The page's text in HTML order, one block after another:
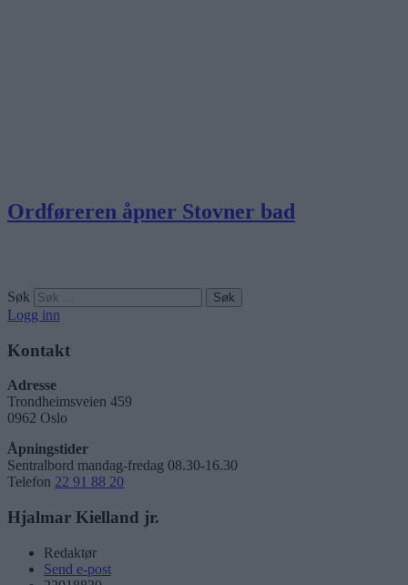
Ordføreren åpner Stovner bad
Søk
Logg inn
Kontakt
Adresse
Trondheimsveien 459
0962 Oslo
Åpningstider
Sentralbord mandag-fredag 08.30-16.30
Telefon 22 91 88 20
Hjalmar Kielland jr.
Redaktør
Send e-post